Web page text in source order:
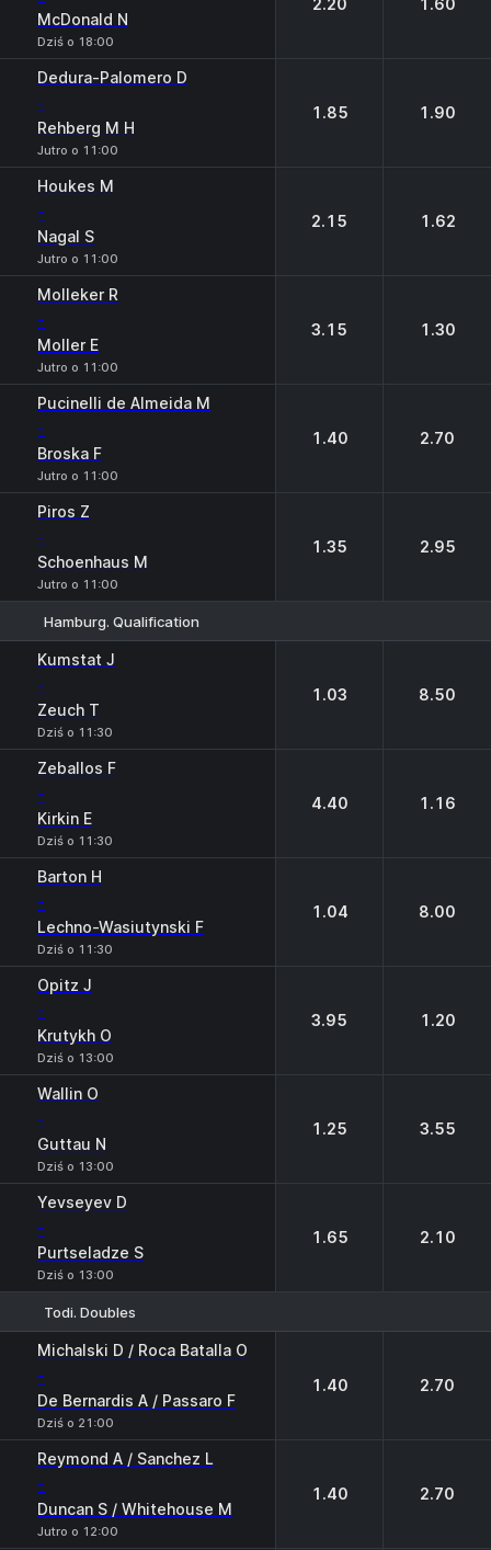
McDonald N
Dziś o 18:00
2.20 1.60
Dedura-Palomero D
-
Rehberg M H
Jutro o 11:00
1.85 1.90
Houkes M
-
Nagal S
Jutro o 11:00
2.15 1.62
Molleker R
-
Moller E
Jutro o 11:00
3.15 1.30
Pucinelli de Almeida M
-
Broska F
Jutro o 11:00
1.40 2.70
Piros Z
-
Schoenhaus M
Jutro o 11:00
1.35 2.95
Hamburg. Qualification
Kumstat J
-
Zeuch T
Dziś o 11:30
1.03 8.50
Zeballos F
-
Kirkin E
Dziś o 11:30
4.40 1.16
Barton H
-
Lechno-Wasiutynski F
Dziś o 11:30
1.04 8.00
Opitz J
-
Krutykh O
Dziś o 13:00
3.95 1.20
Wallin O
-
Guttau N
Dziś o 13:00
1.25 3.55
Yevseyev D
-
Purtseladze S
Dziś o 13:00
1.65 2.10
Todi. Doubles
Michalski D / Roca Batalla O
-
De Bernardis A / Passaro F
Dziś o 21:00
1.40 2.70
Reymond A / Sanchez L
-
Duncan S / Whitehouse M
Jutro o 12:00
1.40 2.70